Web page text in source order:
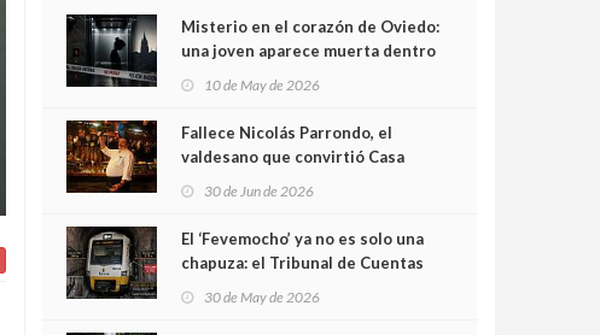
Misterio en el corazón de Oviedo:
una joven aparece muerta dentro
cámaras captan sus últimos
minutos
10 de May de 2026
Fallece Nicolás Parrondo, el
valdesano que convirtió Casa
30 de Jun de 2026
El ‘Fevemocho’ ya no es solo una
chapuza: el Tribunal de Cuentas
sobrecoste de los trenes que no
30 de May de 2026